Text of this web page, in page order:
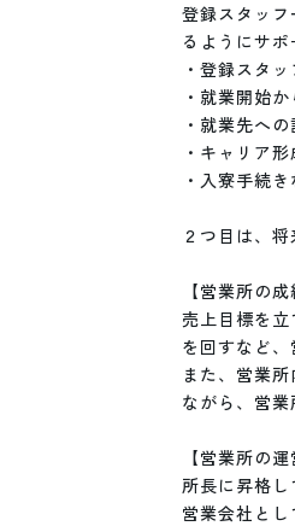
登録スタッ
るようにサポ
・登録スタ
・就業開始
・就業先へ
・キャリア
・入寮手続
２つ目は、
【営業所の成
売上目標を
を回すなど、
また、営業
ながら、営
【営業所の運
所長に昇格
営業会社と